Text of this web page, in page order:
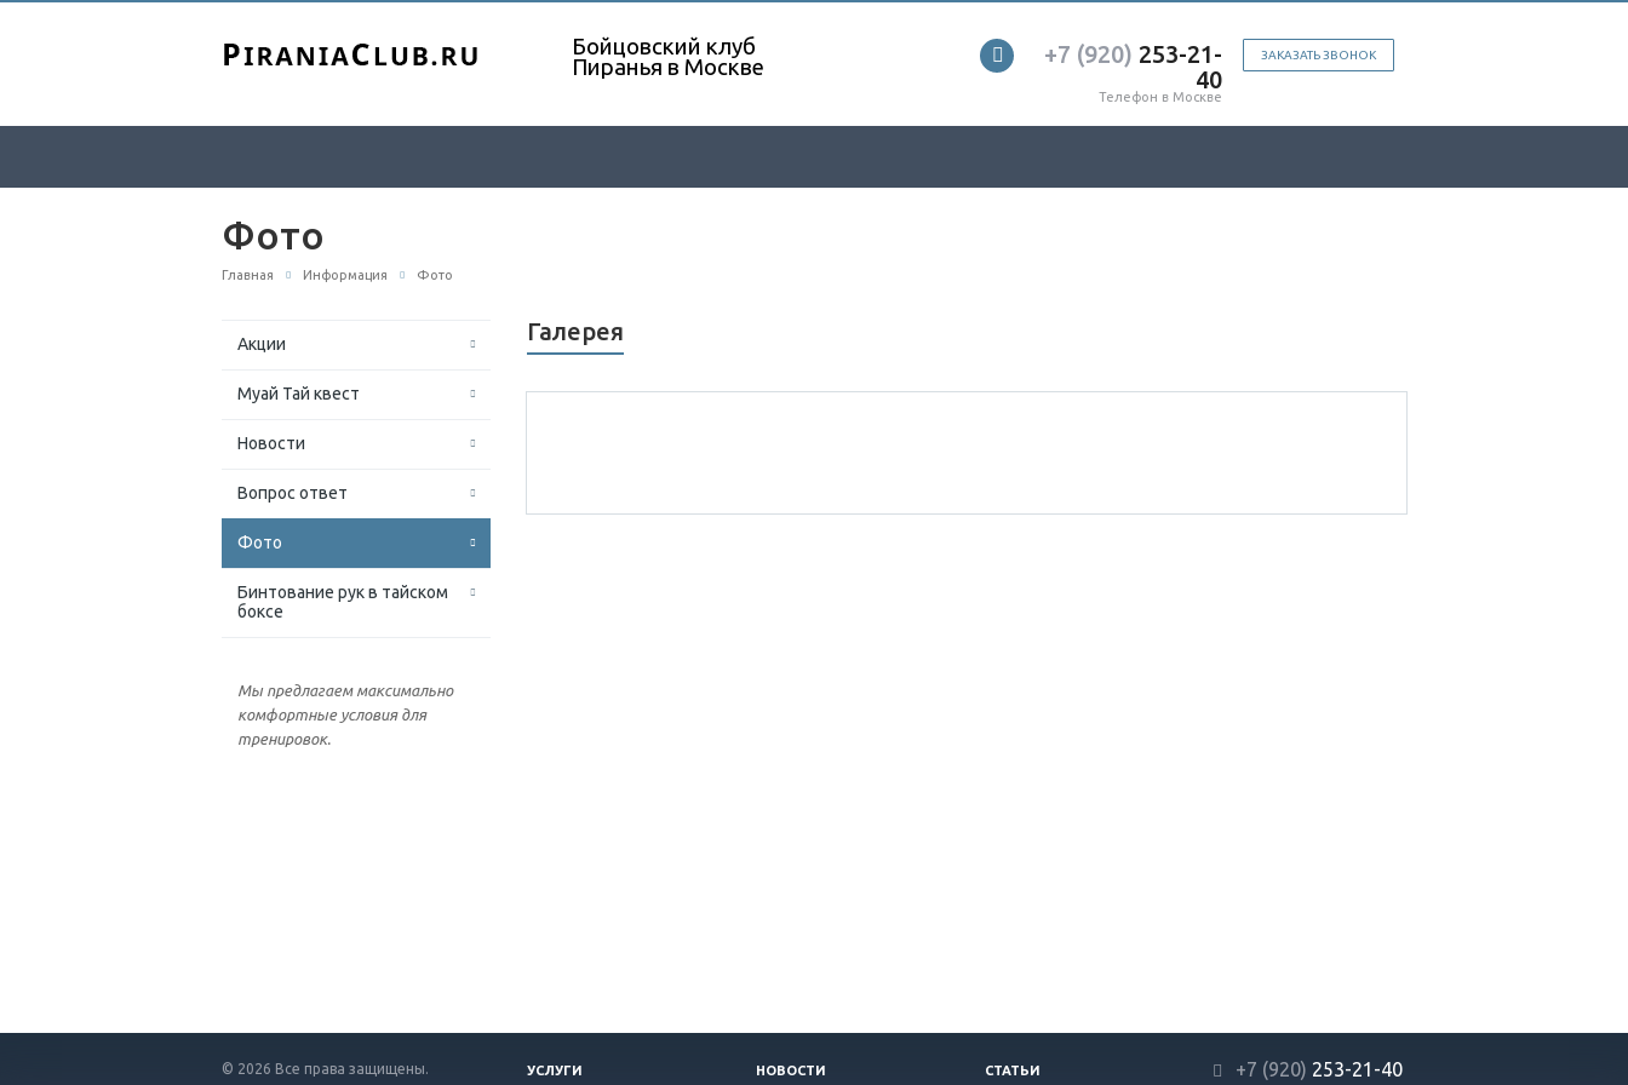
Бойцовский клуб
Пиранья в Москве
ЗАКАЗАТЬ ЗВОНОК
+7 (920) 253-21-
40
Телефон в Москве
Фото
Главная Информация Фото
Акции
Муай Тай квест
Новости
Вопрос ответ
Фото
Бинтование рук в тайском
боксе
Мы предлагаем максимально
комфортные условия для
тренировок.
Галерея
© 2026 Все права защищены. УСЛУГИ НОВОСТИ СТАТЬИ +7 (920) 253-21-40